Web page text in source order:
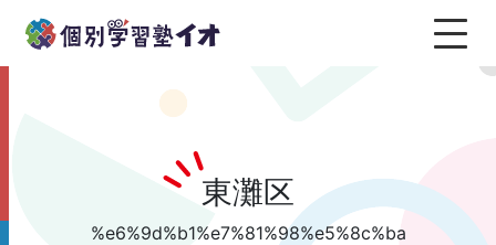
東灘区
%e6%9d%b1%e7%81%98%e5%8c%ba